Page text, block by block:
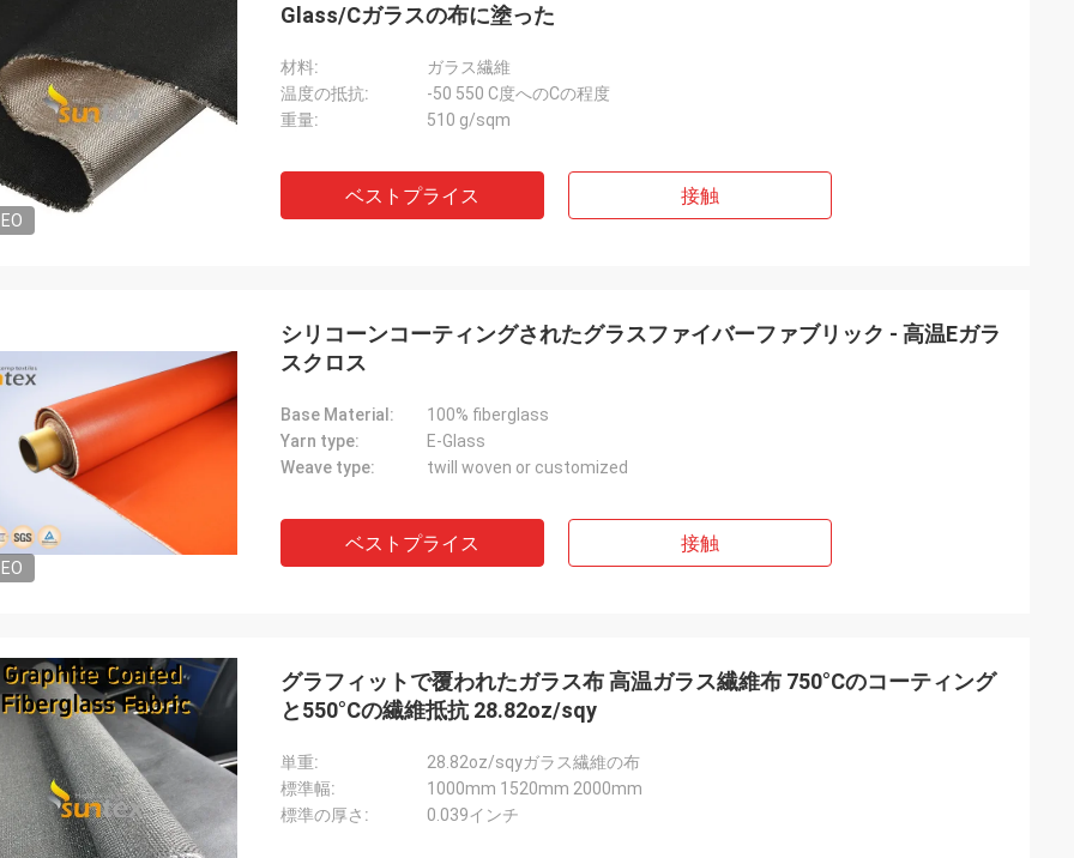
Glass/Cガラスの布に塗った
材料:
ガラス繊維
温度の抵抗:
-50 550 C度へのCの程度
重量:
510 g/sqm
ベストプライス 接触
シリコーンコーティングされたグラスファイバーファブリック - 高温Eガラ
スクロス
Base Material:
100% fiberglass
Yarn type:
E-Glass
Weave type:
twill woven or customized
ベストプライス 接触
グラフィットで覆われたガラス布 高温ガラス繊維布 750°Cのコーティング
と550°Cの繊維抵抗 28.82oz/sqy
単重:
28.82oz/sqyガラス繊維の布
標準幅:
1000mm 1520mm 2000mm
標準の厚さ:
0.039インチ